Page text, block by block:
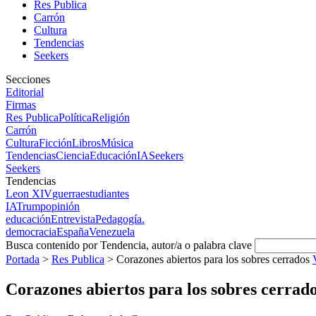
Res Publica
Carrón
Cultura
Tendencias
Seekers
Secciones
Editorial
Firmas
Res PublicaPolíticaReligión
Carrón
CulturaFicciónLibrosMúsica
TendenciasCienciaEducaciónIASeekers
Seekers
Tendencias
Leon XIVguerraestudiantes
IATrumpopinión
educaciónEntrevistaPedagogía.
democraciaEspañaVenezuela
Busca contenido por Tendencia, autor/a o palabra clave
Portada > Res Publica > Corazones abiertos para los sobres cerrados
Corazones abiertos para los sobres